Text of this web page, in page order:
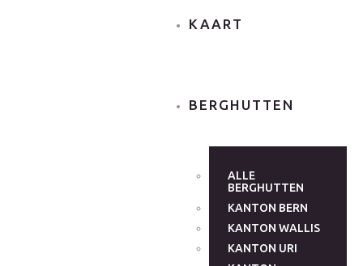
KAART
BERGHUTTEN
ALLE
BERGHUTTEN
KANTON BERN
KANTON WALLIS
KANTON URI